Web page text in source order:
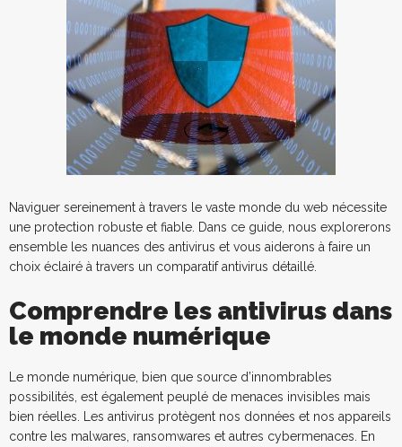
Naviguer sereinement à travers le vaste monde du web nécessite
une protection robuste et fiable. Dans ce guide, nous explorerons
ensemble les nuances des antivirus et vous aiderons à faire un
choix éclairé à travers un comparatif antivirus détaillé.
Comprendre les antivirus dans
le monde numérique
Le monde numérique, bien que source d’innombrables
possibilités, est également peuplé de menaces invisibles mais
bien réelles. Les antivirus protègent nos données et nos appareils
contre les malwares, ransomwares et autres cybermenaces. En